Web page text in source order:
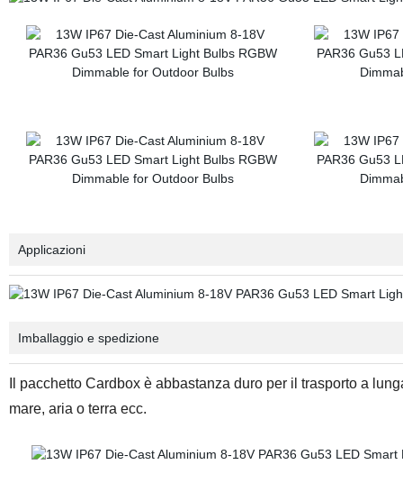
Applicazioni
Imballaggio e spedizione
Il pacchetto Cardbox è abbastanza duro per il trasporto a
mare, aria o terra ecc.